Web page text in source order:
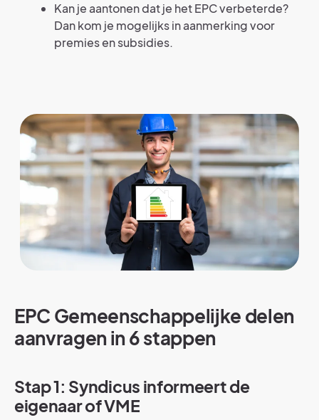
Kan je aantonen dat je het EPC verbeterde?
Dan kom je mogelijks in aanmerking voor
premies en subsidies.
EPC Gemeenschappelijke delen
aanvragen in 6 stappen
Stap 1: Syndicus informeert de
eigenaar of VME